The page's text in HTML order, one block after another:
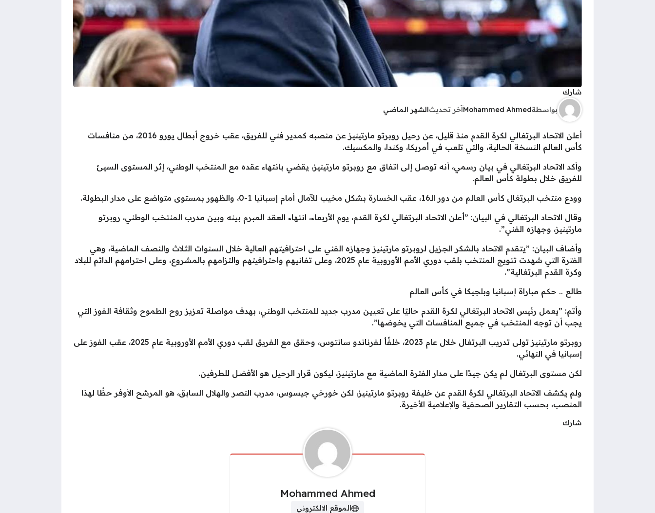
شارك
بواسطةMohammed Ahmedآخر تحديثالشهر الماضي
أعلن الاتحاد البرتغالي لكرة القدم منذ قليل، عن رحيل روبرتو مارتينيز عن منصبه كمدير فني للفريق، عقب خروج أبطال يورو 2016، من منافسات
كأس العالم النسخة الحالية، والتي تلعب في أمريكا، وكندا، والمكسيك.
وأكد الاتحاد البرتغالي في بيان رسمي، أنه توصل إلى اتفاق مع روبرتو مارتينيز، يقضي بانتهاء عقده مع المنتخب الوطني، إثر المستوى السيئ
للفريق خلال بطولة كأس العالم.
وودع منتخب البرتغال كأس العالم من دور الـ16، عقب الخسارة بشكل مخيب للآمال أمام إسبانيا 1-0، والظهور بمستوى متواضع على مدار البطولة.
وقال الاتحاد البرتغالي في البيان: ”أعلن الاتحاد البرتغالي لكرة القدم، يوم الأربعاء، انتهاء العقد المبرم بينه وبين مدرب المنتخب الوطني، روبرتو
مارتينيز، وجهازه الفني”.
وأضاف البيان: ”يتقدم الاتحاد بالشكر الجزيل لروبرتو مارتينيز وجهازه الفني على احترافيتهم العالية خلال السنوات الثلاث والنصف الماضية، وهي
الفترة التي شهدت تتويج المنتخب بلقب دوري الأمم الأوروبية عام 2025، وعلى تفانيهم واحترافيتهم والتزامهم بالمشروع، وعلى احترامهم الدائم للبلاد
وكرة القدم البرتغالية”.
طالع .. حكم مباراة إسبانيا وبلجيكا في كأس العالم
وأتم: ”يعمل رئيس الاتحاد البرتغالي لكرة القدم حاليًا على تعيين مدرب جديد للمنتخب الوطني، بهدف مواصلة تعزيز روح الطموح وثقافة الفوز التي
يجب أن توجه المنتخب في جميع المنافسات التي يخوضها”.
روبرتو مارتينيز تولى تدريب البرتغال خلال عام 2023، خلفًأ لـفرناندو سانتوس، وحقق مع الفريق لقب دوري الأمم الأوروبية عام 2025، عقب الفوز على
إسبانيا في النهائي.
لكن مستوى البرتغال لم يكن جيدًا على مدار الفترة الماضية مع مارتينيز، ليكون قرار الرحيل هو الأفضل للطرفين.
ولم يكشف الاتحاد البرتغالي لكرة القدم عن خليفة روبرتو مارتينيز، لكن خورخي جيسوس، مدرب النصر والهلال السابق، هو المرشح الأوفر حظًا لهذا
المنصب، بحسب التقارير الصحفية والإعلامية الأخيرة.
شارك
Mohammed Ahmed
الموقع الالكتروني